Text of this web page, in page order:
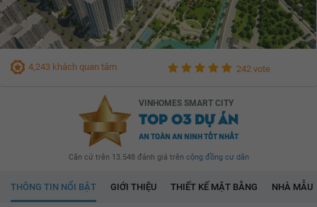
4,243 khách quan tâm 242 vote
VINHOMES SMART CITY
TOP 03 DỰ ÁN
AN TOÀN AN NINH TỐT NHẤT
Căn cứ trên 13.548 đánh giá trên cộng đồng cư dân
THÔNG TIN NỔI BẬT GIỚI THIỆU THIẾT KẾ MẶT BẰNG NHÀ MẪU